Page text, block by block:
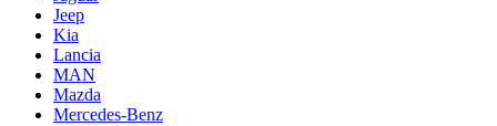
Jeep
Kia
Lancia
MAN
Mazda
Mercedes-Benz